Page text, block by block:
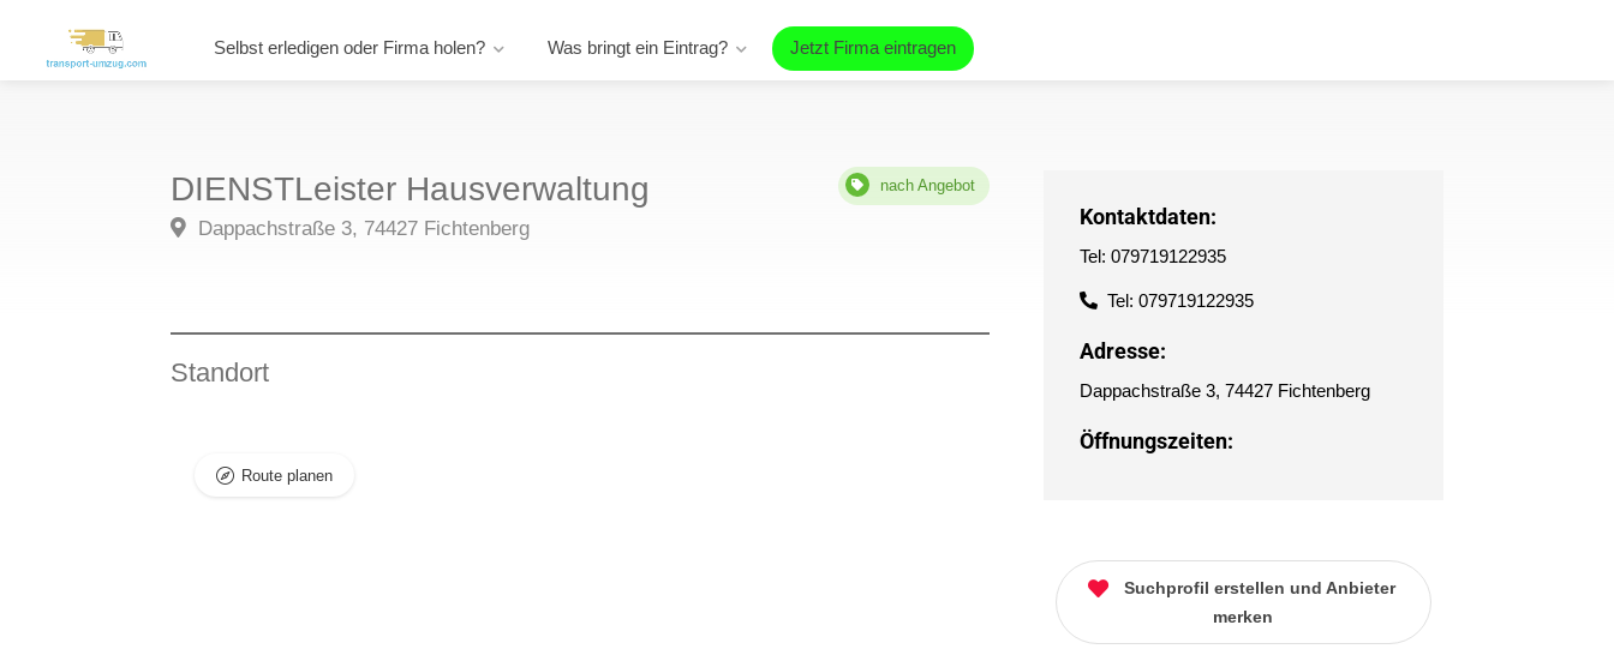
Selbst erledigen oder Firma holen? Was bringt ein Eintrag? Jetzt Firma eintragen
DIENSTLeister Hausverwaltung nach Angebot
Dappachstraße 3, 74427 Fichtenberg
Standort
Route planen
Kontaktdaten:
Tel: 079719122935
Tel: 079719122935
Adresse:
Dappachstraße 3, 74427 Fichtenberg
Öffnungszeiten:
Suchprofil erstellen und Anbieter
merken